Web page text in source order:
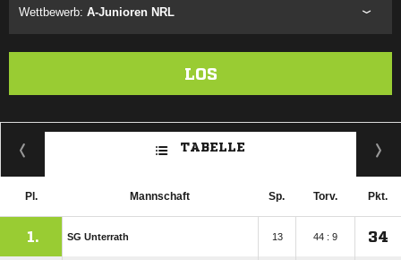
Wettbewerb: A-Junioren NRL
LOS
TABELLE
Pl. Mannschaft Sp. Torv. Pkt.
1. SG Unterrath 13 44 : 9 34